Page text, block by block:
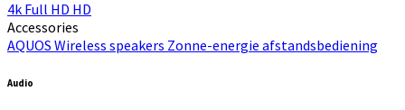
4k Full HD HD
Accessories
AQUOS Wireless speakers Zonne-energie afstandsbediening
Audio